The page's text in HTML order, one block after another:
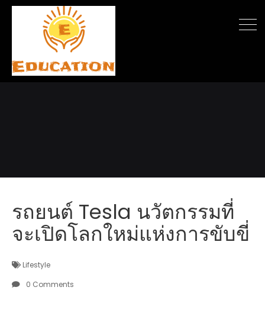
รถยนต์ Tesla นวัตกรรมที่
จะเปิดโลกใหม่แห่งการขับขี่
Lifestyle
0 Comments